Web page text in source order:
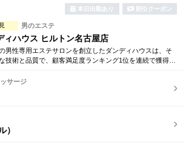
本日出勤あり 割引クーポン
男のエステ
ィハウス ヒルトン名古屋店
男性専用エステサロンを創立したダンディハウスは、そ
技術と品質で、顧客満足度ランキング1位を連続で獲得。
意しております。
サージ
）